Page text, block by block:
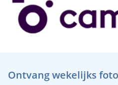
Ontvang wekelijks